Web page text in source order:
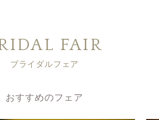
FAIR
ブライダルフェア
おすすめのフェア